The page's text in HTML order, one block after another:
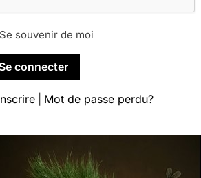
souvenir de moi
Mot de passe perdu?